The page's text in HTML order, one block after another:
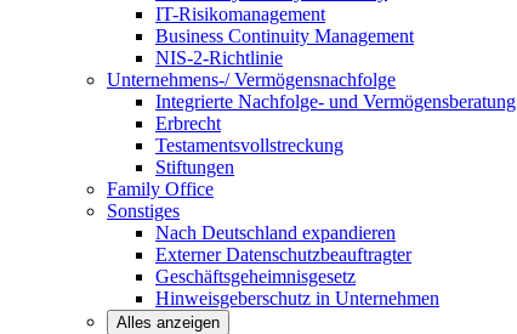
IT-Risikomanagement
Business Continuity Management
NIS-2-Richtlinie
Unternehmens-/Vermögensnachfolge
Integrierte Nachfolge- und Vermögensberatung
Erbrecht
Testamentsvollstreckung
Stiftungen
Family Office
Sonstiges
Nach Deutschland expandieren
Externer Datenschutzbeauftragter
Geschäftsgeheimnisgesetz
Hinweisgeberschutz in Unternehmen
Alles anzeigen